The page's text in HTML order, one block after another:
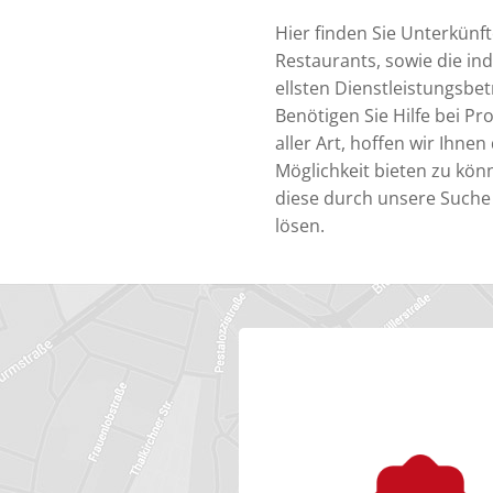
Hier finden Sie
Restaurants, sowie die
ellsten
Benötigen Sie Hilfe bei
aller Art, hoffen wir Ihnen
Möglichkeit bieten zu
diese durch unsere
lösen.